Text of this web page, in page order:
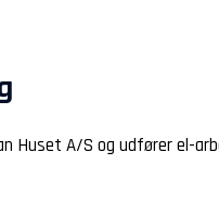
Huset A/S og udfører el-